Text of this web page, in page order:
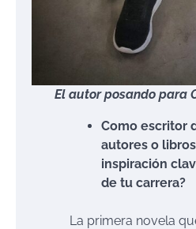
El autor posando para
Como escritor
autores o
inspiración
de tu carrera?
La primera novela que